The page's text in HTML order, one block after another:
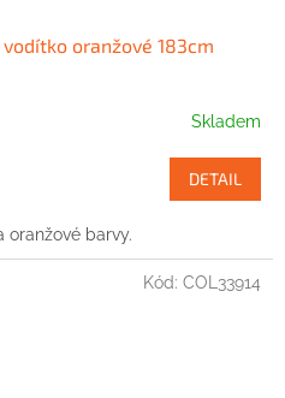
oranžové 183cm
Skladem
DETAIL
oranžové barvy.
Kód: COL33914